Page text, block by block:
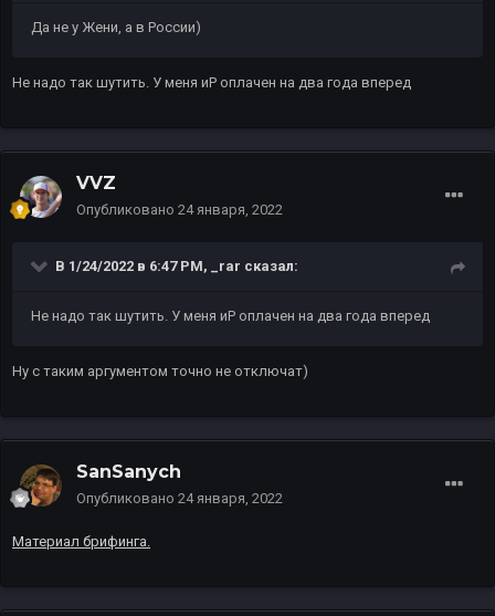
Да не у Жени, а в России)
Не надо так шутить. У меня иР оплачен на два года вперед
VVZ
Опубликовано 24 января, 2022
В 1/24/2022 в 6:47 PM, _rar сказал:
Не надо так шутить. У меня иР оплачен на два года вперед
Ну с таким аргументом точно не отключат)
SanSanych
Опубликовано 24 января, 2022
Материал брифинга.